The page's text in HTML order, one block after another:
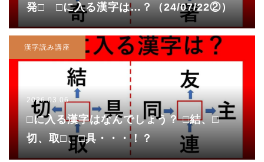
発□ □に入る漢字は…？（24/07/22②）
漢字読み講座
2026.03.06
□に入る漢字はなんでしょう？ □結、□
切、取□、□具・・・！？